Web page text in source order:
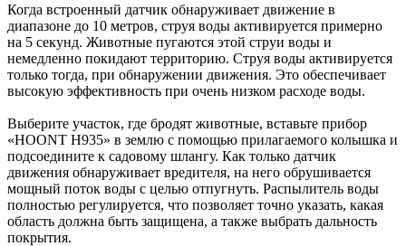
Когда встроенный датчик обнаруживает движение в
диапазоне до 10 метров, струя воды активируется примерно
на 5 секунд. Животные пугаются этой струи воды и
немедленно покидают территорию. Струя воды активируется
только тогда, при обнаружении движения. Это обеспечивает
высокую эффективность при очень низком расходе воды.
Выберите участок, где бродят животные, вставьте прибор
«HOONT H935» в землю с помощью прилагаемого колышка и
подсоедините к садовому шлангу. Как только датчик
движения обнаруживает вредителя, на него обрушивается
мощный поток воды с целью отпугнуть. Распылитель воды
полностью регулируется, что позволяет точно указать, какая
область должна быть защищена, а также выбрать дальность
покрытия.